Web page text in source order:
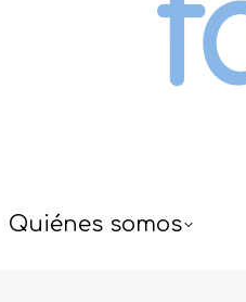
Quiénes somos